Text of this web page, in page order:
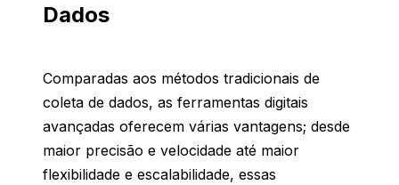
Dados
Comparadas aos métodos tradicionais de
coleta de dados, as ferramentas digitais
avançadas oferecem várias vantagens; desde
maior precisão e velocidade até maior
flexibilidade e escalabilidade, essas